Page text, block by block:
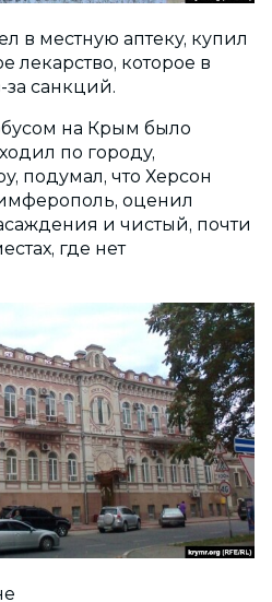
в местную аптеку, купил
лекарство, которое в
санкций.
на Крым было
по городу,
подумал, что Херсон
оценил
и чистый, почти
где нет